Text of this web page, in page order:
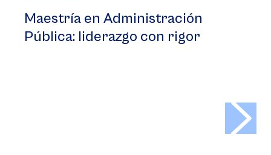
Maestría en Administración
Pública: liderazgo con rigor